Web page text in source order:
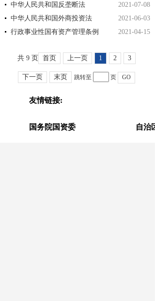
中华人民共和国反垄断法
2021-07-08
中华人民共和国外商投资法
2021-06-03
行政事业性国有资产管理条例
2021-04-15
共 9 页 首页 上一页 1 2 3
下一页 末页 跳转至 页 GO
友情链接:
国务院国资委 自治